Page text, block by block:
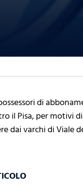
di
il Pisa, per motivi
dai varchi di Viale